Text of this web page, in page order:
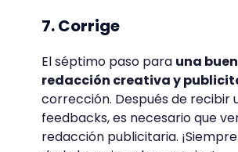
7. Corrige
El séptimo paso para una
redacción creativa y
corrección. Después de recibir
feedbacks, es necesario que
redacción publicitaria.